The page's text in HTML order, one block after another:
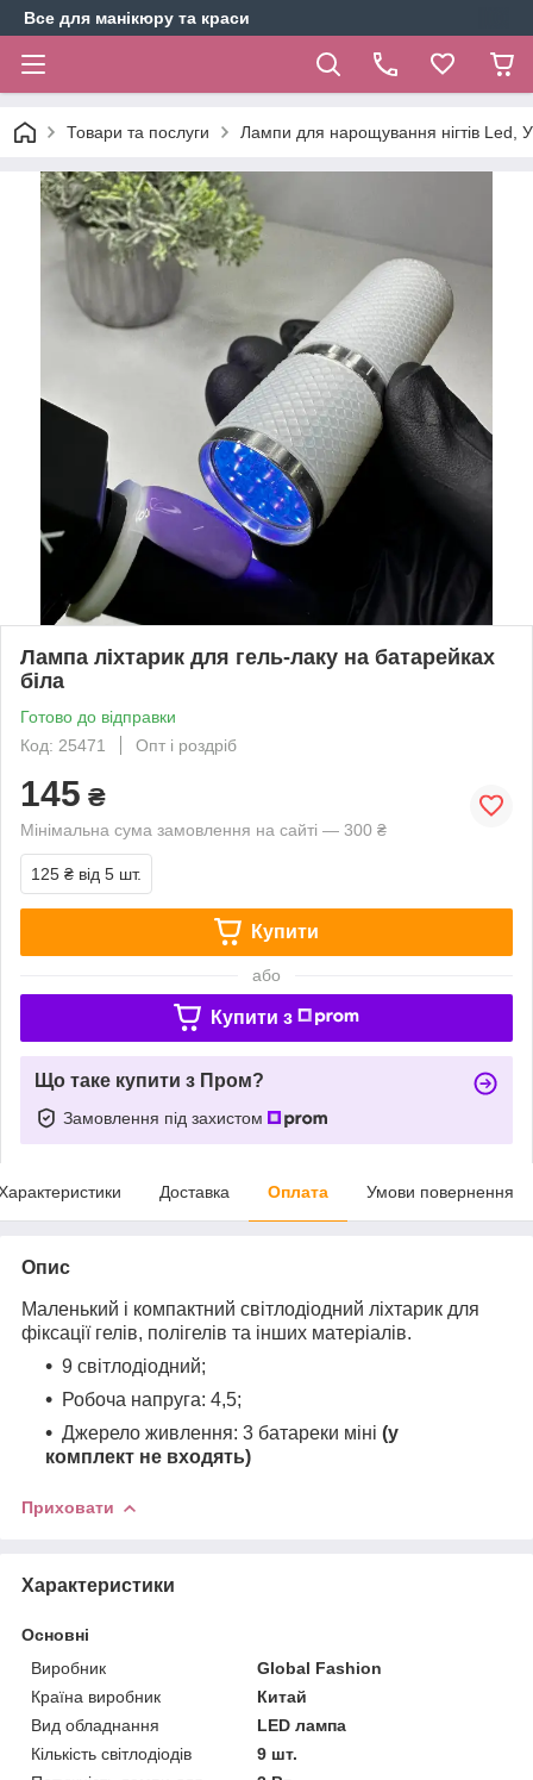
Все для манікюру та краси
Товари та послуги Лампи для нарощування нігтів Led,
Лампа ліхтарик для гель-лаку на батарейках
біла
Готово до відправки
Код: 25471
Опт і роздріб
145 ₴
Мінімальна сума замовлення на сайті — 300 ₴
125 ₴ від 5 шт.
Купити
або
Купити з
Що таке купити з Пром?
Замовлення під захистом
Доставка Оплата Умови повернення
Опис
Маленький і компактний світлодіодний ліхтарик для
фіксації гелів, полігелів та інших матеріалів.
9 світлодіодний;
Робоча напруга: 4,5;
Джерело живлення: 3 батареки міні (у
комплект не входять)
Приховати
Характеристики
Основні
Виробник
Global Fashion
Країна виробник
Китай
Вид обладнання
LED лампа
Кількість світлодіодів
9 шт.